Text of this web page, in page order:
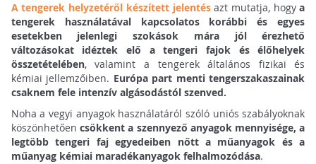
A tengerek helyzetéről készített jelentésazt mutatja, hogya
tengerek használatával kapcsolatos korábbi és egyes
esetekben jelenlegi szokások mára jól érezhető
változásokat idéztek elő a tengeri fajok és élőhelyek
összetételében, valamint a tengerek általános fizikai és
kémiai jellemzőiben. Európa part menti tengerszakaszainak
csaknem fele intenzív algásodástól szenved.
Noha a vegyi anyagok használatáról szóló uniós szabályoknak
köszönhetően csökkent a szennyező anyagok mennyisége, a
legtöbb tengeri faj egyedeiben nőtt a műanyagok és a
műanyag kémiai maradékanyagok felhalmozódása.